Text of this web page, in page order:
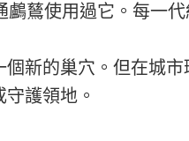
鶿使用過它。每一代
新的巢穴。但在城
護領地。